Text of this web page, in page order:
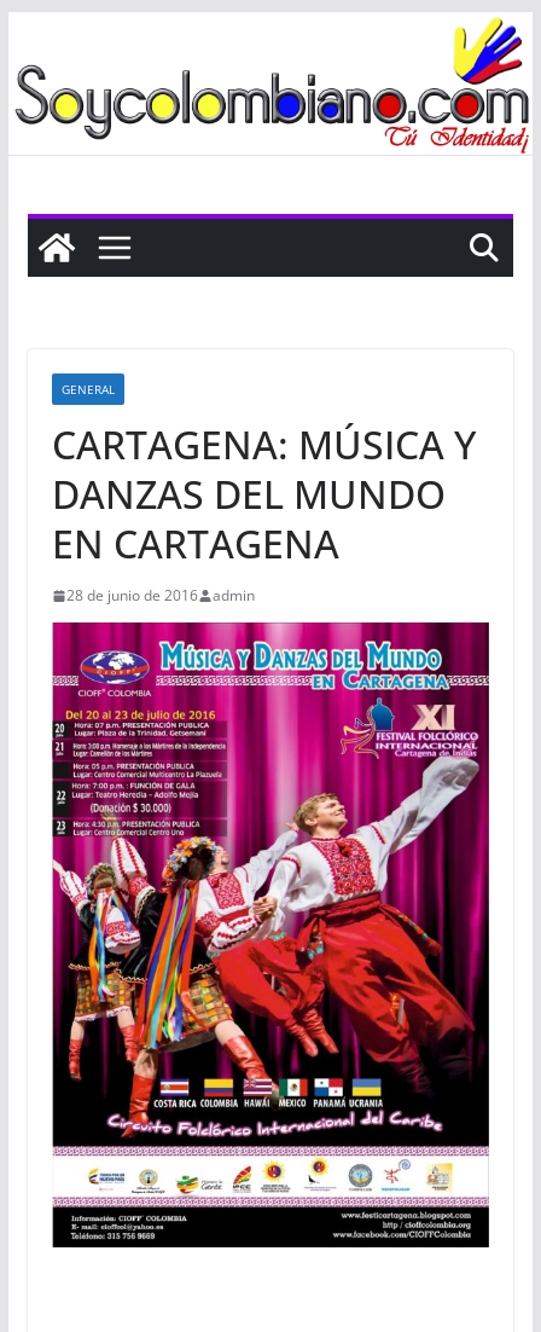
al
contenido
GENERAL
CARTAGENA: MÚSICA Y
DANZAS DEL MUNDO
EN CARTAGENA
28 de junio de 2016 admin